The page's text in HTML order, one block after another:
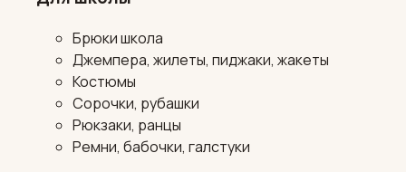
Брюки школа
Джемпера, жилеты, пиджаки, жакеты
Костюмы
Сорочки, рубашки
Рюкзаки, ранцы
Ремни, бабочки, галстуки